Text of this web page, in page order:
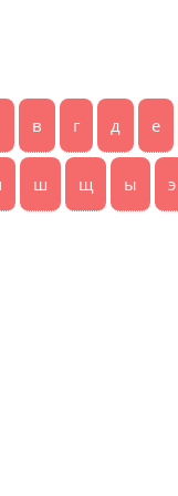
в г д е
ш щ ы э